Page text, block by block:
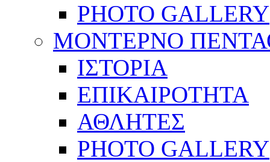
PHOTO GALLERY
ΜΟΝΤΕΡΝΟ
ΙΣΤΟΡΙΑ
ΕΠΙΚΑΙΡΟΤΗΤΑ
ΑΘΛΗΤΕΣ
PHOTO GALLERY